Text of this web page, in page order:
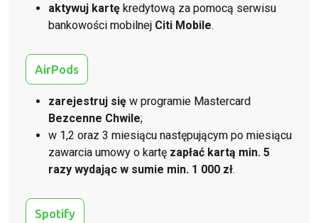
aktywuj kartę kredytową za pomocą serwisu
bankowości mobilnej Citi Mobile.
AirPods
zarejestruj się w programie Mastercard
Bezcenne Chwile;
w 1,2 oraz 3 miesiącu następującym po miesiącu
zawarcia umowy o kartę zapłać kartą min. 5
razy wydając w sumie min. 1 000 zł.
Spotify